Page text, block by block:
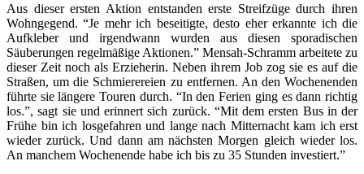
Aus dieser ersten Aktion entstanden erste Streifzüge durch ihren
Wohngegend. “Je mehr ich beseitigte, desto eher erkannte ich die
Aufkleber und irgendwann wurden aus diesen sporadischen
Säuberungen regelmäßige Aktionen.” Mensah-Schramm arbeitete zu
dieser Zeit noch als Erzieherin. Neben ihrem Job zog sie es auf die
Straßen, um die Schmierereien zu entfernen. An den Wochenenden
führte sie längere Touren durch. “In den Ferien ging es dann richtig
los.”, sagt sie und erinnert sich zurück. “Mit dem ersten Bus in der
Frühe bin ich losgefahren und lange nach Mitternacht kam ich erst
wieder zurück. Und dann am nächsten Morgen gleich wieder los.
An manchem Wochenende habe ich bis zu 35 Stunden investiert.”